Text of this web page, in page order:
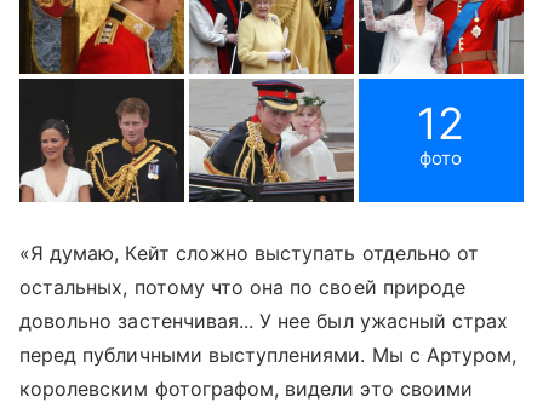
12
фото
«Я думаю, Кейт сложно выступать отдельно от
остальных, потому что она по своей природе
довольно застенчивая... У нее был ужасный страх
перед публичными выступлениями. Мы с Артуром,
королевским фотографом, видели это своими